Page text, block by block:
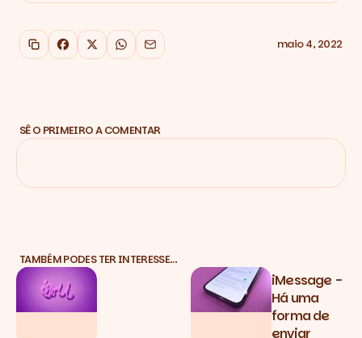
Copiar link
Facebook
X WhatsApp
Email maio 4, 2022
SÊ O PRIMEIRO A COMENTAR
TAMBÉM PODES TER INTERESSE…
iMessage -
Há uma
forma de
enviar